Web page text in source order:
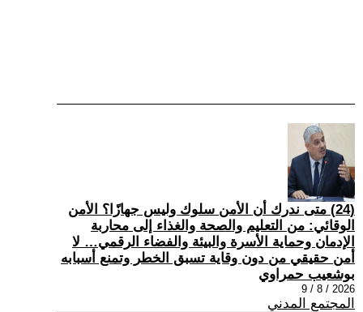
(24) متى ندرك أن الأمن سلوك وليس جهازًا؟ الأمن
الوقائي: من التعليم والصحة والغذاء إلى محاربة
الإدمان وحماية الأسرة والبيئة والفضاء الرقمي… لا
أمن حقيقي من دون وقاية تسبق الخطر وتمنع أسبابه
بوشعيب حمراوي
2026 / 8 / 9
المجتمع المدني